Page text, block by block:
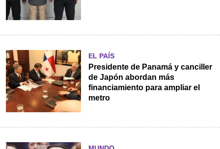
EL PAÍS
Presidente de Panamá y canciller
de Japón abordan más
financiamiento para ampliar el
metro